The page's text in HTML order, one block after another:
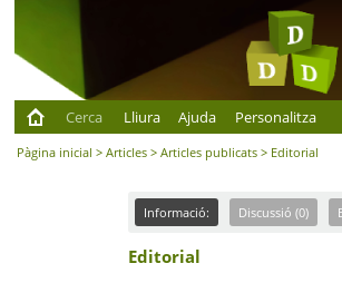
Cerca
Lliura Ajuda Personalitza
Pàgina inicial >Articles >Articles publicats > Editorial
Informació: Discussió (0)
Editorial